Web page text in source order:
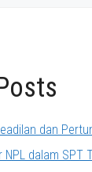
dan
dalam SPT